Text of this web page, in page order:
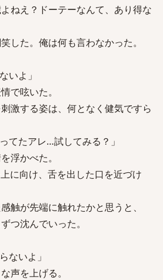
ねえ？ドーテーなんて、あり得な
した。俺は何も言わなかった。
いよ」
で呟いた。
激する姿は、何となく健気ですら
てたアレ…試してみる？」
浮かべた。
に向け、舌を出した口を近づけ
触が先端に触れたかと思うと、
つ沈んでいった。
ないよ」
声を上げる。